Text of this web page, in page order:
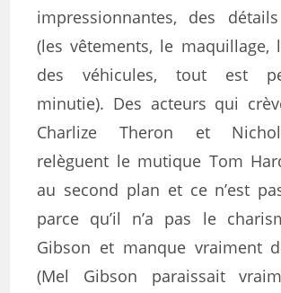
impressionnantes, des
(les vêtements, le maquillage,
des véhicules, tout est
minutie). Des acteurs qui
Charlize Theron et
relèguent le mutique Tom
au second plan et ce n’est
parce qu’il n’a pas le
Gibson et manque vraiment
(Mel Gibson paraissait